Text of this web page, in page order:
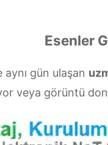
Esenler
gün ulaşan
veya görüntü